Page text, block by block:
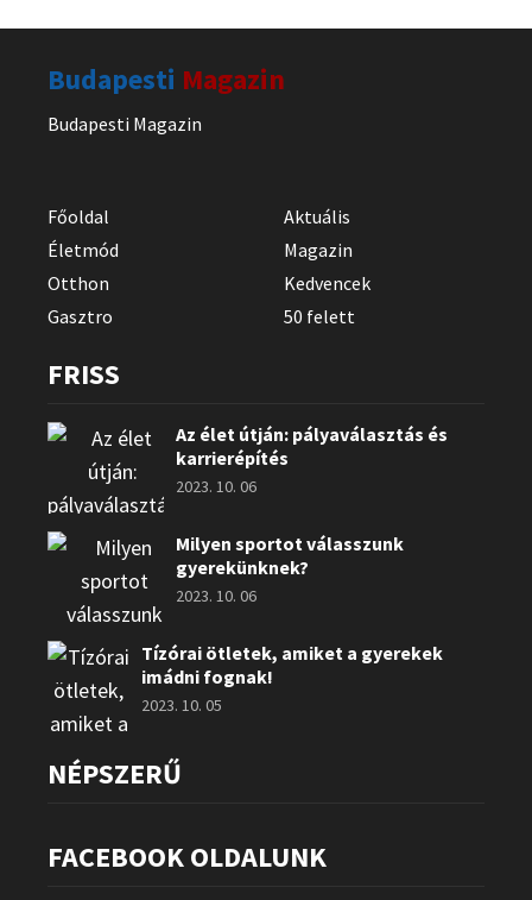
Budapesti Magazin
Budapesti Magazin
Főoldal
Aktuális
Életmód
Magazin
Otthon
Kedvencek
Gasztro
50 felett
FRISS
Az élet útján: pályaválasztás és
karrierépítés
2023. 10. 06
Milyen sportot válasszunk
gyerekünknek?
2023. 10. 06
Tízórai ötletek, amiket a gyerekek
imádni fognak!
2023. 10. 05
NÉPSZERŰ
FACEBOOK OLDALUNK